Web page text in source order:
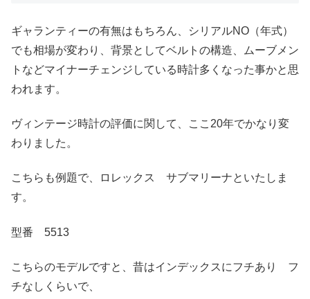
ギャランティーの有無はもちろん、シリアルNO（年式）
でも相場が変わり、背景としてベルトの構造、ムーブメン
トなどマイナーチェンジしている時計多くなった事かと思
われます。
ヴィンテージ時計の評価に関して、ここ20年でかなり変
わりました。
こちらも例題で、ロレックス サブマリーナといたしま
す。
型番 5513
こちらのモデルですと、昔はインデックスにフチあり フ
チなしくらいで、